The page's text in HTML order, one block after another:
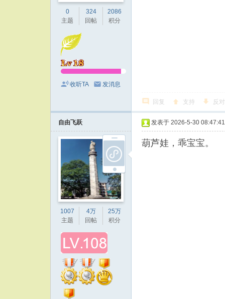
0
主题
324
回帖
2086
积分
收听TA 发消息
回复 支持 反对
自由飞跃
1007
主题
4万
回帖
25万
积分
发表于 2026-5-30 08:47:41
葫芦娃，乖宝宝。